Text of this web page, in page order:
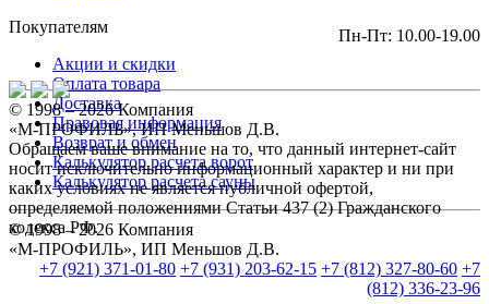
Покупателям
Акции и скидки
Оплата товара
Доставка
Правовая информация
Возврат и обмен
Калькулятор расчета ворот
Калькулятор расчета сауны
© 1998 – 2026 Компания
«М-ПРОФИЛЬ», ИП Меньшов Д.В.
+7 (921) 371-01-80 +7 (931) 203-62-15 +7 (812) 327-80-60 +7
(812) 336-23-96
Пн-Пт: 10.00-19.00
© 1998 – 2026 Компания
«М-ПРОФИЛЬ», ИП Меньшов Д.В.
Обращаем ваше внимание на то, что данный интернет-сайт
носит исключительно информационный характер и ни при
каких условиях не является публичной офертой,
определяемой положениями Статьи 437 (2) Гражданского
кодекса РФ.